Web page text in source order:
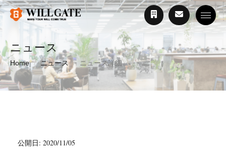
ニュース
Home ニュース ニュース詳細
公開日: 2020/11/05